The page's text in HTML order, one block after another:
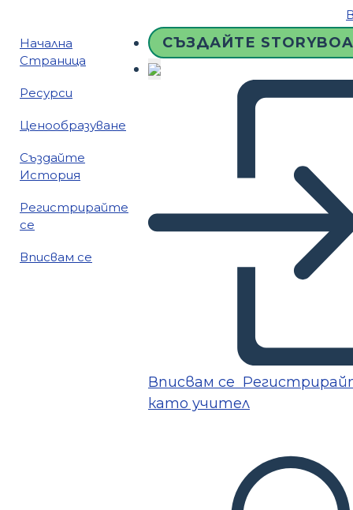
Начална
Страница
Ресурси
Ценообразуване
Създайте
История
Регистрирайте
се
Вписвам се
СЪЗДАЙТЕ
Вписвам се
като учител